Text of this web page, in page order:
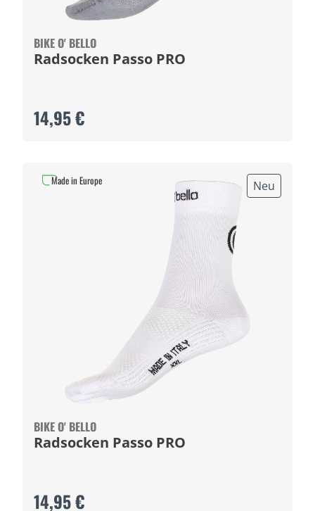
BIKE O' BELLO
Radsocken Passo PRO
14,95 €
Neu
BIKE O' BELLO
Radsocken Passo PRO
14,95 €
Made in Europe